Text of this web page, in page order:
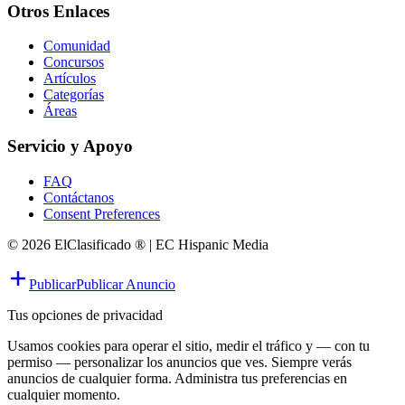
Otros Enlaces
Comunidad
Concursos
Artículos
Categorías
Áreas
Servicio y Apoyo
FAQ
Contáctanos
Consent Preferences
© 2026 ElClasificado ® | EC Hispanic Media
PublicarPublicar Anuncio
Tus opciones de privacidad
Usamos cookies para operar el sitio, medir el tráfico y — con tu
permiso — personalizar los anuncios que ves. Siempre verás
anuncios de cualquier forma. Administra tus preferencias en
cualquier momento.